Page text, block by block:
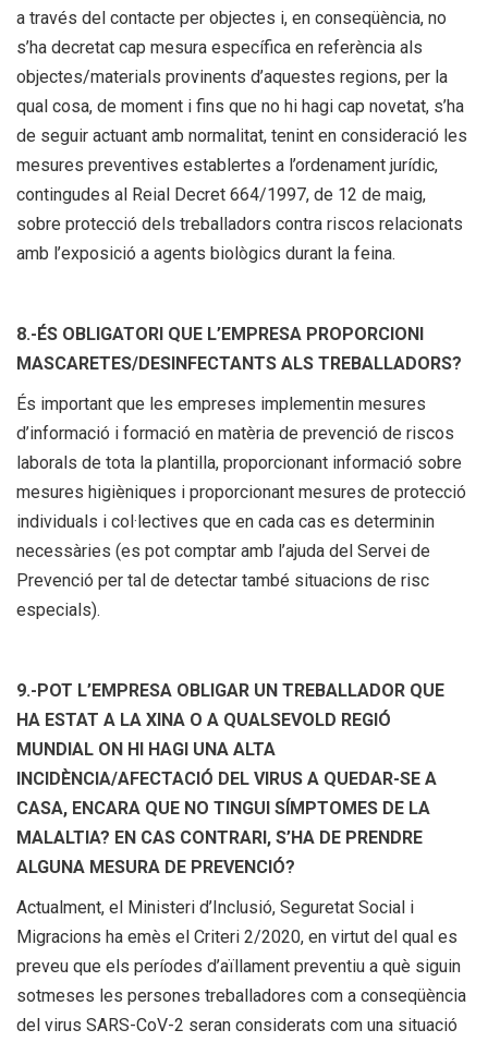
a través del contacte per objectes i, en conseqüència, no
s’ha decretat cap mesura específica en referència als
objectes/materials provinents d’aquestes regions, per la
qual cosa, de moment i fins que no hi hagi cap novetat, s’ha
de seguir actuant amb normalitat, tenint en consideració les
mesures preventives establertes a l’ordenament jurídic,
contingudes al Reial Decret 664/1997, de 12 de maig,
sobre protecció dels treballadors contra riscos relacionats
amb l’exposició a agents biològics durant la feina.
8.-ÉS OBLIGATORI QUE L’EMPRESA PROPORCIONI
MASCARETES/DESINFECTANTS ALS TREBALLADORS?
És important que les empreses implementin mesures
d’informació i formació en matèria de prevenció de riscos
laborals de tota la plantilla, proporcionant informació sobre
mesures higièniques i proporcionant mesures de protecció
individuals i col·lectives que en cada cas es determinin
necessàries (es pot comptar amb l’ajuda del Servei de
Prevenció per tal de detectar també situacions de risc
especials).
9.-POT L’EMPRESA OBLIGAR UN TREBALLADOR QUE
HA ESTAT A LA XINA O A QUALSEVOLD REGIÓ
MUNDIAL ON HI HAGI UNA ALTA
INCIDÈNCIA/AFECTACIÓ DEL VIRUS A QUEDAR-SE A
CASA, ENCARA QUE NO TINGUI SÍMPTOMES DE LA
MALALTIA? EN CAS CONTRARI, S’HA DE PRENDRE
ALGUNA MESURA DE PREVENCIÓ?
Actualment, el Ministeri d’Inclusió, Seguretat Social i
Migracions ha emès el Criteri 2/2020, en virtut del qual es
preveu que els períodes d’aïllament preventiu a què siguin
sotmeses les persones treballadores com a conseqüència
del virus SARS-CoV-2 seran considerats com una situació